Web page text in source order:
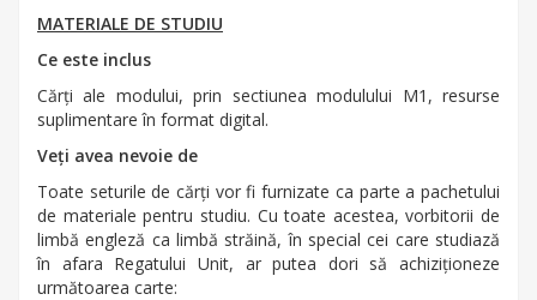
MATERIALE DE STUDIU
Ce este inclus
Cărți ale modului, prin sectiunea modulului M1, resurse
suplimentare în format digital.
Veți avea nevoie de
Toate seturile de cărți vor fi furnizate ca parte a pachetului
de materiale pentru studiu. Cu toate acestea, vorbitorii de
limbă engleză ca limbă străină, în special cei care studiază
în afara Regatului Unit, ar putea dori să achiziționeze
următoarea carte: